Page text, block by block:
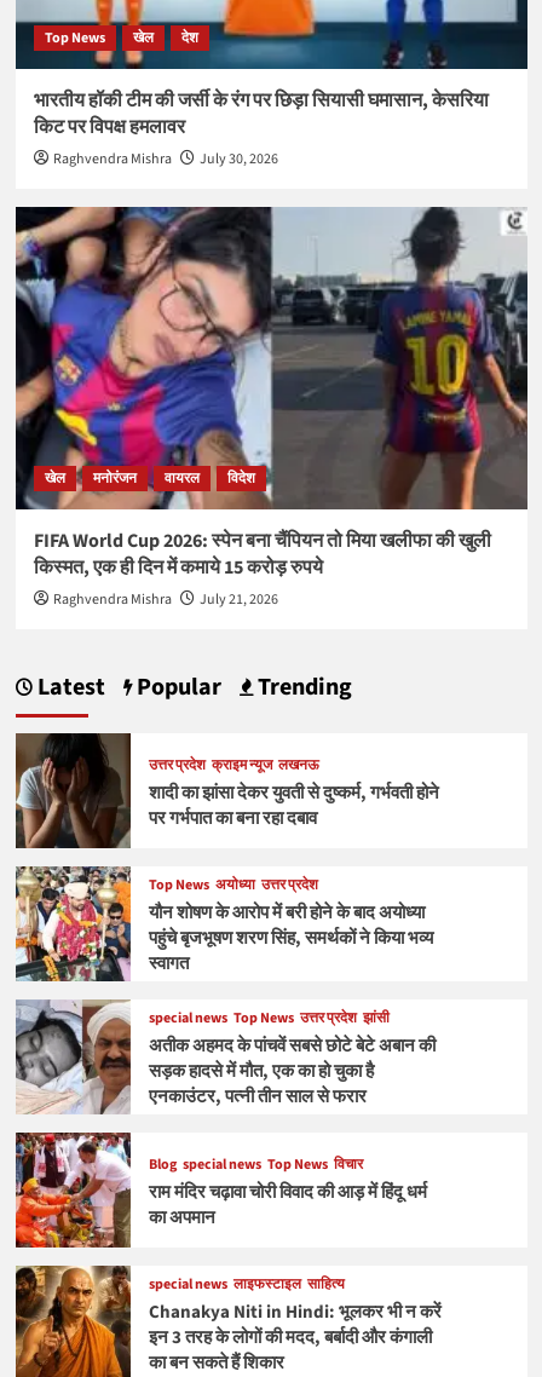
Top News खेल देश
भारतीय हॉकी टीम की जर्सी के रंग पर छिड़ा सियासी घमासान, केसरिया
किट पर विपक्ष हमलावर
Raghvendra Mishra July 30, 2026
खेल मनोरंजन वायरल विदेश
FIFA World Cup 2026: स्पेन बना चैंपियन तो मिया खलीफा की खुली
किस्मत, एक ही दिन में कमाये 15 करोड़ रुपये
Raghvendra Mishra July 21, 2026
Latest Popular Trending
उत्तर प्रदेश क्राइम न्यूज लखनऊ
शादी का झांसा देकर युवती से दुष्कर्म, गर्भवती होने
पर गर्भपात का बना रहा दबाव
Top News अयोध्या उत्तर प्रदेश
यौन शोषण के आरोप में बरी होने के बाद अयोध्या
पहुंचे बृजभूषण शरण सिंह, समर्थकों ने किया भव्य
स्वागत
special news Top News उत्तर प्रदेश झांसी
अतीक अहमद के पांचवें सबसे छोटे बेटे अबान की
सड़क हादसे में मौत, एक का हो चुका है
एनकाउंटर, पत्नी तीन साल से फरार
Blog special news Top News विचार
राम मंदिर चढ़ावा चोरी विवाद की आड़ में हिंदू धर्म
का अपमान
special news लाइफस्टाइल साहित्य
Chanakya Niti in Hindi: भूलकर भी न करें
इन 3 तरह के लोगों की मदद, बर्बादी और कंगाली
का बन सकते हैं शिकार